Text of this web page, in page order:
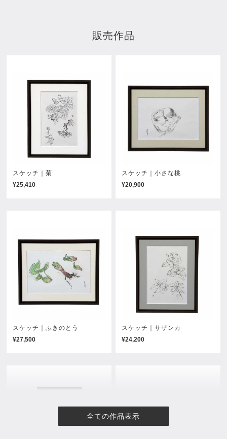
販売作品
全ての作品表示
スケッチ｜菊
¥25,410
スケッチ｜小さな桃
¥20,900
スケッチ｜ふきのとう
¥27,500
スケッチ｜サザンカ
¥24,200